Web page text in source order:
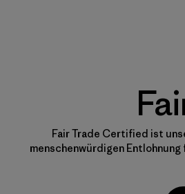
Fair Trade Certified ist
menschenwürdigen